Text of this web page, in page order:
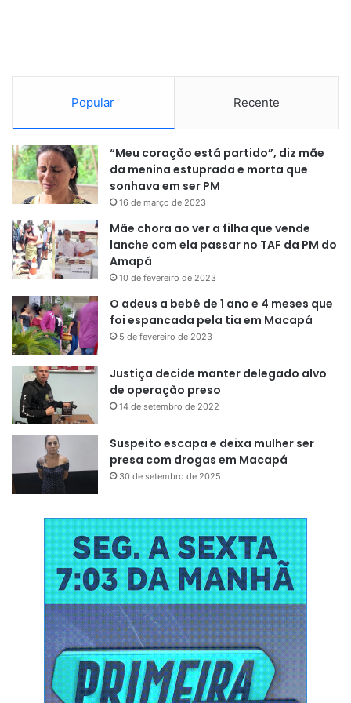
que direcionam a aplicação dos recursos do Orçamento da
Casa, Minha Vida.
Principais requisitos
-Famílias que tenham na composição familiar pessoas com
deficiência, idosos e crianças e adolescentes
-Em situação de risco e vulnerabilidade
-Em áreas em situação de emergência ou de calamidade
-Em deslocamento involuntário em razão de obras
públicas federais
-Em situação de rua
-E o título das propriedades é prioritariamente entregue a
mulheres
-A família precisa cumprir os critérios além da renda para
poder comprar um imóvel pelo programa
-Para as pessoas da primeira faixa, a inscrição deve ser
feita na prefeitura e é preciso aguardar o sorteio
-Nas demais faixas, o responsável familiar,
preferencialmente uma mulher, pode contratar o
Popular Recente
“Meu coração está partido”, diz mãe
da menina estuprada e morta que
sonhava em ser PM
16 de março de 2023
Mãe chora ao ver a filha que vende
lanche com ela passar no TAF da PM do
Amapá
10 de fevereiro de 2023
O adeus a bebê de 1 ano e 4 meses que
foi espancada pela tia em Macapá
5 de fevereiro de 2023
Justiça decide manter delegado alvo
de operação preso
14 de setembro de 2022
Suspeito escapa e deixa mulher ser
presa com drogas em Macapá
30 de setembro de 2025